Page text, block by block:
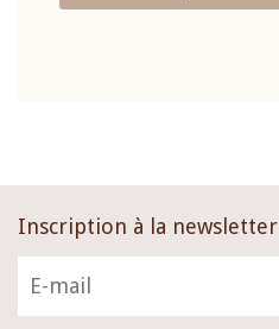
Inscription à la newsletter